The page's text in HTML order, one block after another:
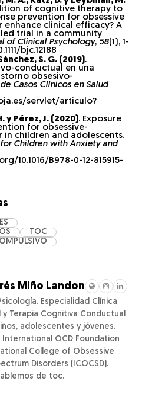
of cognitive therapy to
prevention for obsessive
enhance clinical efficacy? A
trial in a community
of Clinical Psychology, 58(1), 1-
bjc.12188
S. G. (2019).
conductual en una
obsesivo-
Casos Clínicos en Salud
servlet/articulo?
y Pérez, J. (2020). Exposure
for obsessive-
in children and adolescents.
Children with Anxiety and
10.1016/B978-0-12-815915-
TOC
Miño Landon
Especialidad Clínica
y Terapia Cognitiva Conductual
adolescentes y jóvenes.
OCD Foundation
College of Obsessive
Disorders (ICOCSD).
de toc.